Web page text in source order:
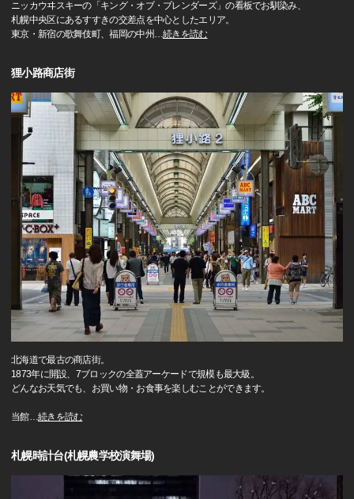
ニッカウヰスキーの「キング・オブ・ブレンダーズ」の看板でお馴染み、
札幌中央区にあるすすきの交差点を中心としたエリア。
東京・新宿の歌舞伎町、福岡の中州…続きを読む
狸小路商店街
北海道で最古の商店街。
1873年に開設、7ブロックの全蓋アーケードで規模も最大級。
どんなお天気でも、お買い物・お食事を楽しむことができます。
当館…続きを読む
札幌時計台(札幌農学校演舞場)